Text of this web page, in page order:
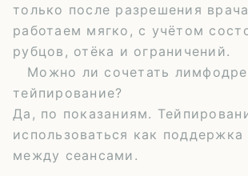
только после разрешения
работаем мягко, с учётом
рубцов, отёка и ограничений.
Можно ли сочетать
тейпирование?
Да, по показаниям.
использоваться как
между сеансами.